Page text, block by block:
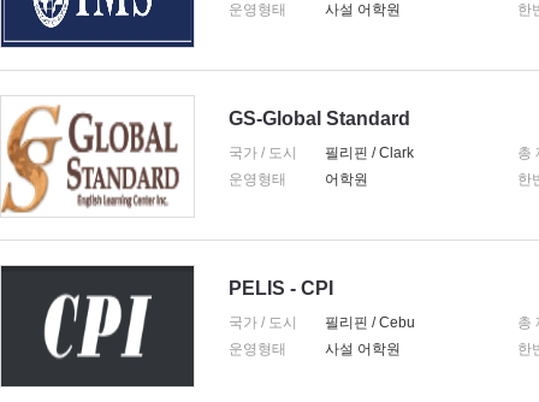
운영형태
사설 어학원 한
GS-Global Standard
국가 / 도시 필리핀 / Clark
총
운영형태
어학원 한
PELIS - CPI
국가 / 도시 필리핀 / Cebu
총
운영형태
사설 어학원 한